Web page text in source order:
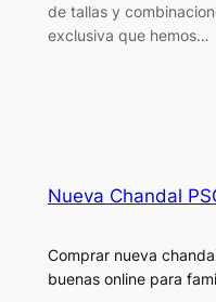
de tallas y
exclusiva que hemos…
Nueva Chandal
Comprar nueva
buenas online para